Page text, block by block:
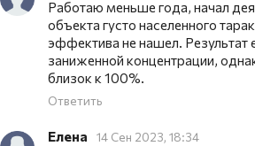
Работаю меньше года, начал
объекта густо населенного
эффектива не нашел. Результат
заниженной концентрации,
близок к 100%.
Ответить
Елена 14 Сен 2023, 18:34